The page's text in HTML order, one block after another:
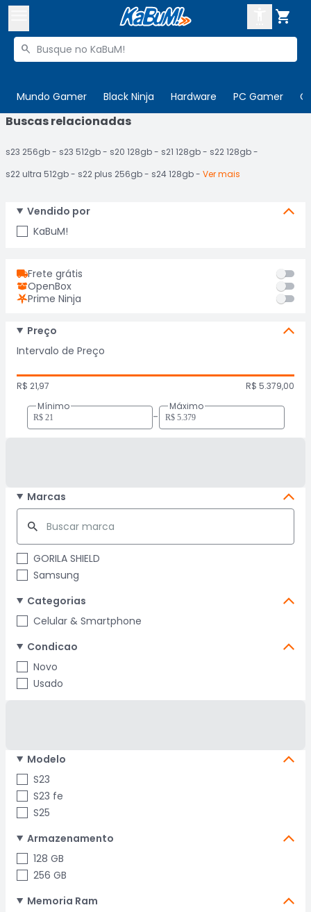

Buscar produtos

Mundo Gamer Black Ninja Hardware PC Gamer

 Departamentos
Mais Vendidos
ENTRE
CADASTRE-SE
Buscas relacionadas
s23 256gb s23 512gb s20 128gb s21 128gb
s22 128gb
s22 ultra 512gb
s22 plus 256gb s24 128gb Ver mais
Vendido por
KaBuM!
Frete grátis
OpenBox
Prime Ninja
Preço
Intervalo de Preço
R$ 21,97
R$ 5.379,00
Mínimo
-
Máximo
Marcas
GORILA SHIELD
Samsung
Categorias
Celular & Smartphone
Condicao
Novo
Usado
Modelo
S23
S23 fe
S25
Armazenamento
128 GB
256 GB
Memoria Ram